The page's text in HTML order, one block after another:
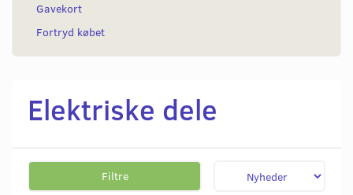
Gavekort
Fortryd købet
Elektriske dele
Filtre